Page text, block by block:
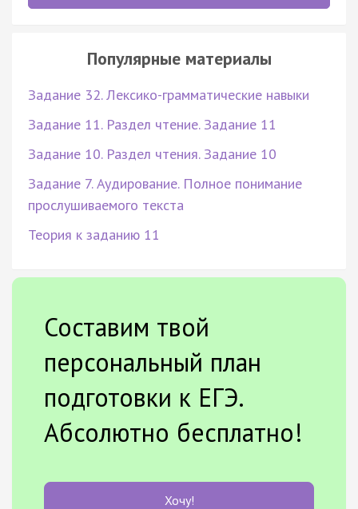
Популярные материалы
Задание 32. Лексико-грамматические навыки
Задание 11. Раздел чтение. Задание 11
Задание 10. Раздел чтения. Задание 10
Задание 7. Аудирование. Полное понимание
прослушиваемого текста
Теория к заданию 11
Составим твой
персональный план
подготовки к ЕГЭ.
Абсолютно бесплатно!
Хочу!